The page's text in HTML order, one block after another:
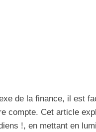
de la finance, il est
compte. Cet article
!, en mettant en